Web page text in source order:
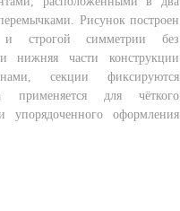
Рисунок построен
строгой симметрии без
нижняя части конструкции
секции фиксируются
применяется для чёткого
упорядоченного оформления